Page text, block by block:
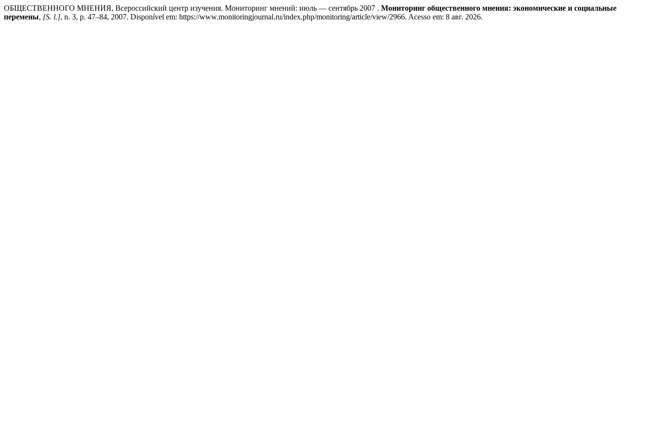
ОБЩЕСТВЕННОГО МНЕНИЯ, Всероссийский центр изучения. Мониторинг мнений: июль — сентябрь 2007 . Мониторинг общественного мнения: экономические и социальные
перемены, [S. l.], n. 3, p. 47–84, 2007. Disponível em: https://www.monitoringjournal.ru/index.php/monitoring/article/view/2966. Acesso em: 8 авг. 2026.